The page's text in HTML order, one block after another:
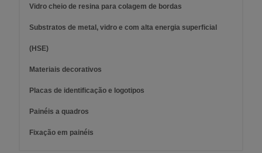
Vidro cheio de resina para colagem de bordas
Substratos de metal, vidro e com alta energia superficial
(HSE)
Materiais decorativos
Placas de identificação e logotipos
Painéis a quadros
Fixação em painéis